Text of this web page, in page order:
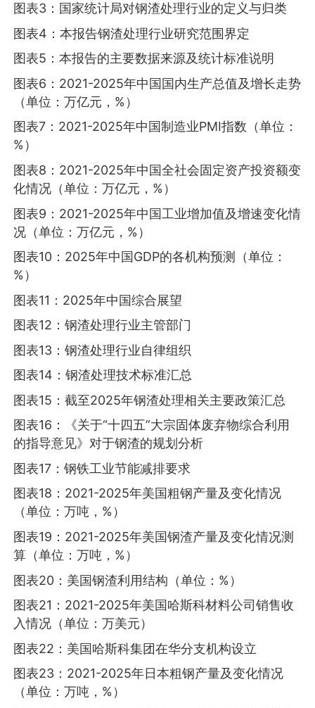
图表3：国家统计局对钢渣处理行业的定义与归类
图表4：本报告钢渣处理行业研究范围界定
图表5：本报告的主要数据来源及统计标准说明
图表6：2021-2025年中国国内生产总值及增长走势
（单位：万亿元，%）
图表7：2021-2025年中国制造业PMI指数（单位：
%）
图表8：2021-2025年中国全社会固定资产投资额变
化情况（单位：万亿元，%）
图表9：2021-2025年中国工业增加值及增速变化情
况（单位：万亿元，%）
图表10：2025年中国GDP的各机构预测（单位：
%）
图表11：2025年中国综合展望
图表12：钢渣处理行业主管部门
图表13：钢渣处理行业自律组织
图表14：钢渣处理技术标准汇总
图表15：截至2025年钢渣处理相关主要政策汇总
图表16：《关于“十四五”大宗固体废弃物综合利用
的指导意见》对于钢渣的规划分析
图表17：钢铁工业节能减排要求
图表18：2021-2025年美国粗钢产量及变化情况
（单位：万吨，%）
图表19：2021-2025年美国钢渣产量及变化情况测
算（单位：万吨，%）
图表20：美国钢渣利用结构（单位：%）
图表21：2021-2025年美国哈斯科材料公司销售收
入情况（单位：万美元）
图表22：美国哈斯科集团在华分支机构设立
图表23：2021-2025年日本粗钢产量及变化情况
（单位：万吨，%）